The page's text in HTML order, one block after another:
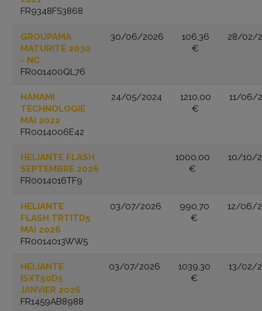
FR9348FS3868
GROUPAMA
MATURITE 2030
- NC
FR001400QL76
30/06/2026
106,36
€
28/02/
HANAMI
TECHNOLOGIE
MAI 2022
FR0014006E42
24/05/2024
1210,00
€
11/06/
HELIANTE FLASH
SEPTEMBRE 2026
FR0014016TF9
1000,00
€
10/10/
HELIANTE
FLASH TRTITD5
MAI 2026
FR0014013WW5
03/07/2026
990,70
€
12/06/
HELIANTE
ISXT50D5
JANVIER 2026
FR1459AB8988
03/07/2026
1039,30
€
13/02/